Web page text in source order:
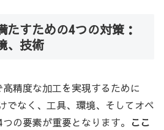
たすための4つの対策：
、技術
精度な加工を実現するために
でなく、工具、環境、そしてオペ
の要素が重要となります。 ここ